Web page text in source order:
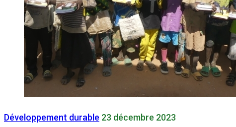
Développement durable 23 décembre 2023